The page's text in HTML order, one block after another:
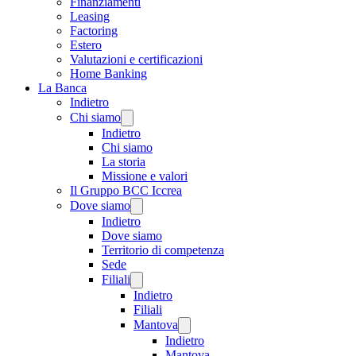
Leasing
Factoring
Estero
Valutazioni e certificazioni
Home Banking
La Banca
Indietro
Chi siamo
Indietro
Chi siamo
La storia
Missione e valori
Il Gruppo BCC Iccrea
Dove siamo
Indietro
Dove siamo
Territorio di competenza
Sede
Filiali
Indietro
Filiali
Mantova
Indietro